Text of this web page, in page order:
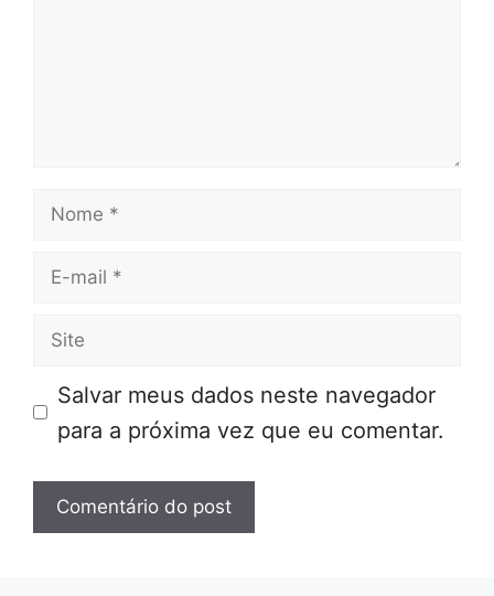
Nome
E-
Site
Salvar meus dados neste navegador
para a próxima vez que eu comentar.